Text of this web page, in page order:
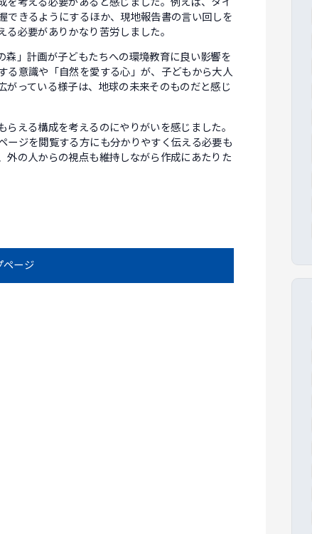
できるようにするほか、現地報告書の言い回しを
必要がありかなり苦労しました。
」計画が子どもたちへの環境教育に良い影響を
る意識や「自然を愛する心」が、子どもから大人
っている様子は、地球の未来そのものだと感じ
える構成を考えるのにやりがいを感じました。
ージを閲覧する方にも分かりやすく伝える必要も
外の人からの視点も維持しながら作成にあたりた
ページ